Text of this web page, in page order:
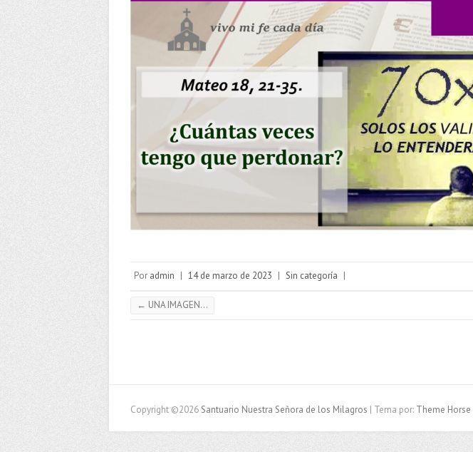
Por admin | 14 de marzo de 2023 | Sin categoría |
← UNA IMAGEN…
Copyright ©2026 Santuario Nuestra Señora de los Milagros | Tema por: Theme Horse